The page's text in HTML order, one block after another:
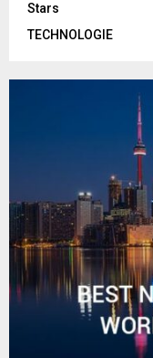
Stars
TECHNOLOGIE